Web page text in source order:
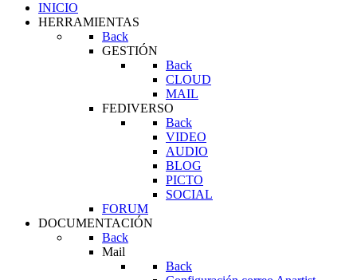
INICIO
HERRAMIENTAS
Back
GESTIÓN
Back
CLOUD
MAIL
FEDIVERSO
Back
VIDEO
AUDIO
BLOG
PICTO
SOCIAL
FORUM
DOCUMENTACIÓN
Back
Mail
Back